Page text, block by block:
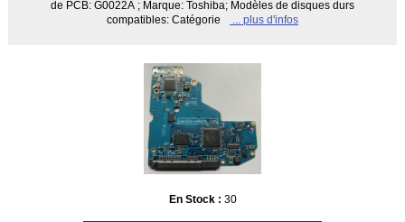
de PCB: G0022A ; Marque: Toshiba; Modèles de disques durs
compatibles: Catégorie
... plus d'infos
En Stock : 30